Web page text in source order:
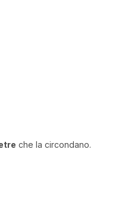
che la circondano.